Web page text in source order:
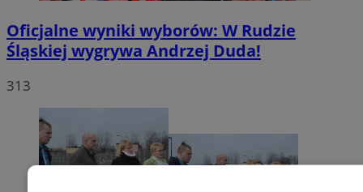
Oficjalne wyniki wyborów: W Rudzie
Śląskiej wygrywa Andrzej Duda!
313